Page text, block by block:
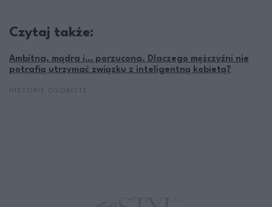
Czytaj także:
Ambitna, mądra i… porzucona. Dlaczego mężczyźni nie
potrafią utrzymać związku z inteligentną kobietą?